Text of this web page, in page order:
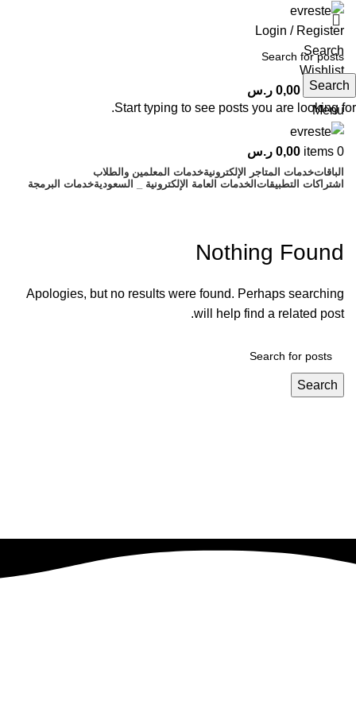
Login / Register
Search
Wishlist
0
items
0,00 ر.س
Menu
0
items
0,00 ر.س
الباقاتخدمات المتاجر الإلكترونيةخدمات المعلمين والطلاب
اشتراكات التطبيقاتالخدمات العامة الإلكترونية _ السعوديةخدمات البرمجة
Nothing Found
Apologies, but no results were found. Perhaps searching
will help find a related post.
Search
Search
Start typing to see posts you are looking for.